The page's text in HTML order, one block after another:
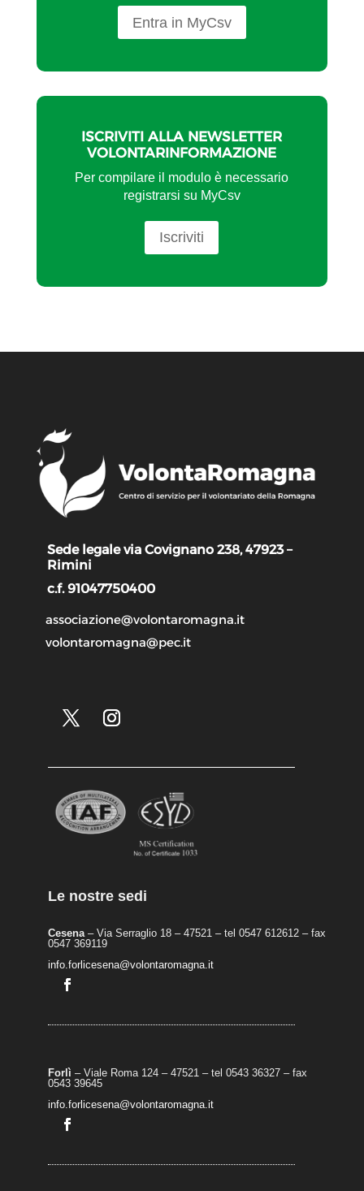
Entra in MyCsv
ISCRIVITI ALLA NEWSLETTER
VOLONTARINFORMAZIONE
Per compilare il modulo è necessario
registrarsi su MyCsv
Iscriviti
Sede legale via Covignano 238, 47923 –
Rimini
c.f. 91047750400
associazione@volontaromagna.it
volontaromagna@pec.it
Le nostre sedi
Cesena– Via Serraglio 18 – 47521 – tel 0547 612612 – fax
0547 369119
info.forlicesena@volontaromagna.it
Forlì – Viale Roma 124 – 47521 – tel 0543 36327 – fax
0543 39645
info.forlicesena@volontaromagna.it